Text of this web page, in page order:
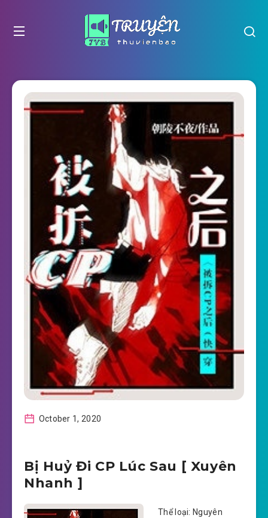
October 1, 2020
Bị Huỷ Đi CP Lúc Sau [ Xuyên
Nhanh ]
Thể loại: Nguyên